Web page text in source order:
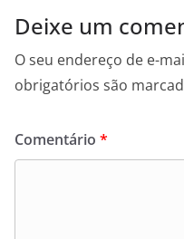
Deixe um
O seu endereço de e-
obrigatórios são
Comentário *